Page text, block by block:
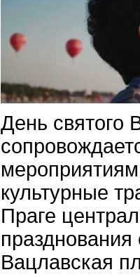
День святого
культурные
Праге
празднования
Вацлавская